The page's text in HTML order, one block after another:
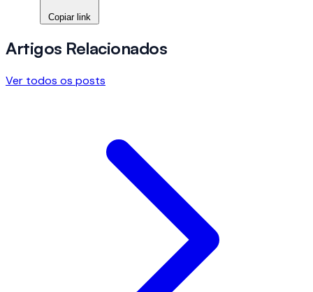
Copiar link
Artigos Relacionados
Ver todos os posts